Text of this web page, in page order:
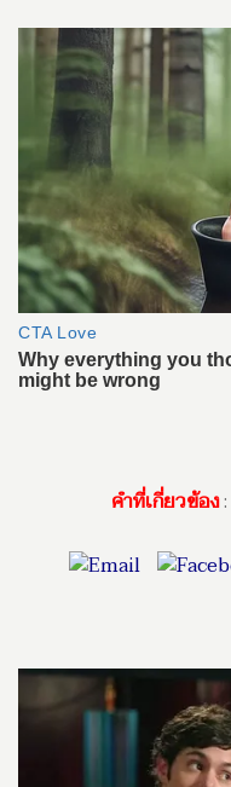
คำที่เกี่ยวข้อง: